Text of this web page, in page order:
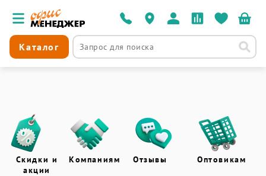
Каталог
Скидки и
акции
Компаниям Отзывы Оптовикам